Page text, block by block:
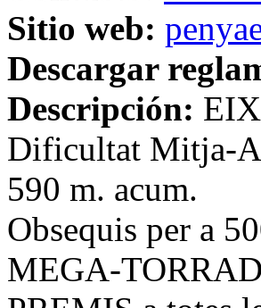
Sitio web:
Descargar
Descripción:
Dificultat Mitja-
590 m. acum.
Obsequis per a
MEGA-